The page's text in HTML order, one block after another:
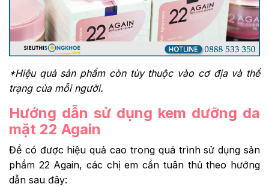
*Hiệu quả sản phẩm còn tùy thuộc vào cơ địa và thể
trạng của mỗi người.
Hướng dẫn sử dụng kem dưỡng da
mặt 22 Again
Để có được hiệu quả cao trong quá trình sử dụng sản
phẩm 22 Again, các chị em cần tuân thủ theo hướng
dẫn sau đây: